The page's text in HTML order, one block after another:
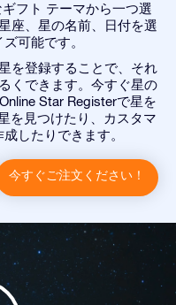
フト テーマから一つ選
座、星の名前、日付を選
可能です。
を登録することで、それ
くできます。今すぐ星の
Star Registerで星を
を見つけたり、カスタマ
したりできます。
今すぐご注文ください！